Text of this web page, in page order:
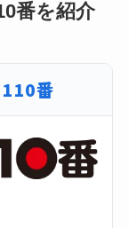
番を紹介
110番